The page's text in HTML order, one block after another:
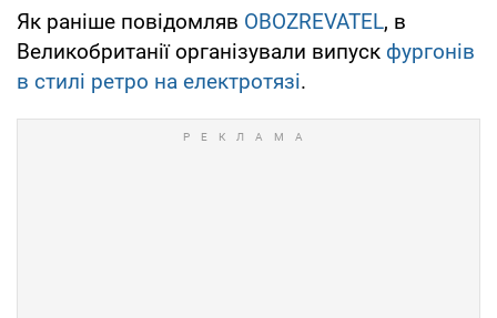
Як раніше повідомляв OBOZREVATEL, в
Великобританії організували випуск фургонів
в стилі ретро на електротязі.